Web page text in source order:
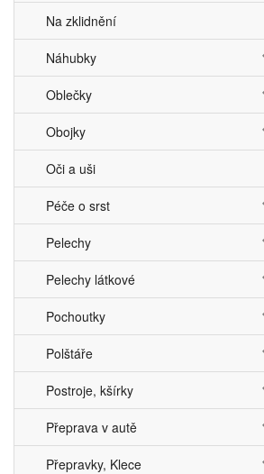
Na zklidnění
Náhubky
Oblečky
Obojky
Oči a uši
Péče o srst
Pelechy
Pelechy látkové
Pochoutky
Polštáře
Postroje, kšírky
Přeprava v autě
Přepravky, Klece